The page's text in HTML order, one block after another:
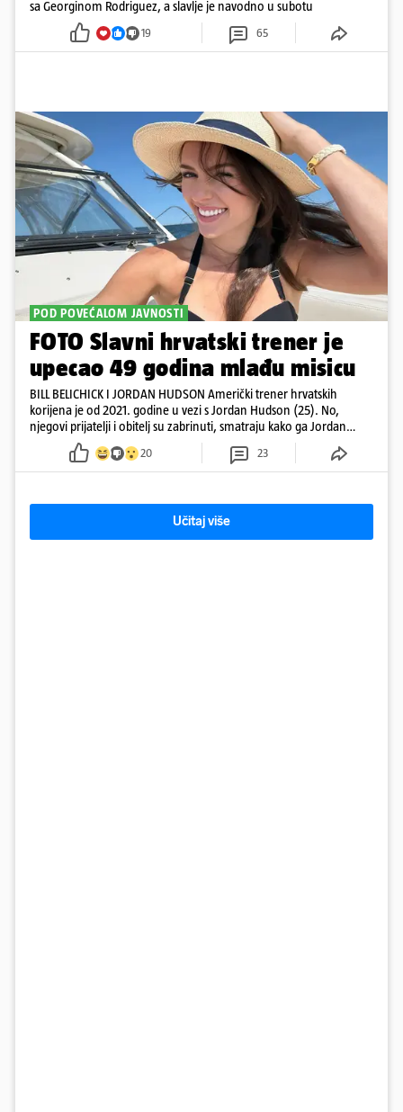
sa Georginom Rodriguez, a slavlje je navodno u subotu
19 65
POD POVEĆALOM JAVNOSTI
FOTO Slavni hrvatski trener je
upecao 49 godina mlađu misicu
BILL BELICHICK I JORDAN HUDSON Američki trener hrvatskih
korijena je od 2021. godine u vezi s Jordan Hudson (25). No,
njegovi prijatelji i obitelj su zabrinuti, smatraju kako ga Jordan
kontrolira
20 23
Učitaj više